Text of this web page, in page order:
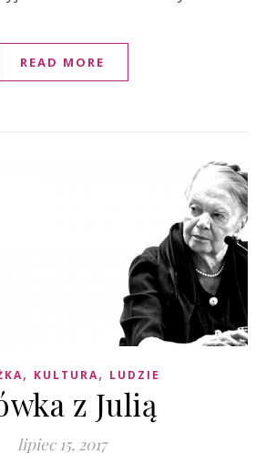
READ MORE
, KULTURA, LUDZIE
z Julią
lipiec 15, 2017